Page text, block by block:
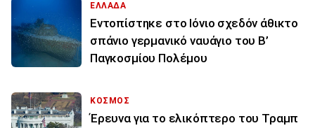
ΕΛΛΑΔΑ
Εντοπίστηκε στο Ιόνιο σχεδόν άθικτο
σπάνιο γερμανικό ναυάγιο του Β’
Παγκοσμίου Πολέμου
ΚΟΣΜΟΣ
Έρευνα για το ελικόπτερο του Τραμπ